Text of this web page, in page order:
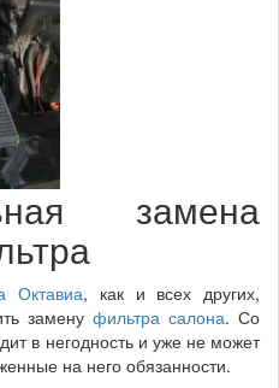
замена
Октавиа, как и всех других,
замену фильтра салона. Со
в негодность и уже не может
на него обязанности.